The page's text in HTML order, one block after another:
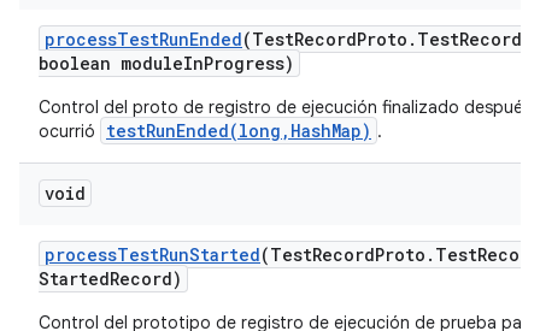
processTestRunEnded(TestRecordProto . TestRecord
boolean moduleInProgress)
Control del proto de registro de ejecución finalizado después
ocurrió
testRunEnded(long,HashMap) .
void
processTestRunStarted(TestRecordProto . Test
StartedRecord)
Control del prototipo de registro de ejecución de prueba